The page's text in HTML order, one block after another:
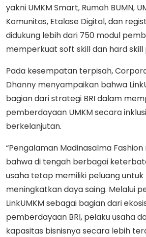
yakni UMKM Smart, Rumah BUMN,
Komunitas, Etalase Digital, dan
didukung lebih dari 750 modul
memperkuat soft skill dan hard skill
Pada kesempatan terpisah,
Dhanny menyampaikan bahwa
bagian dari strategi BRI dalam
pemberdayaan UMKM secara
berkelanjutan.
“Pengalaman Madinasalma
bahwa di tengah berbagai
usaha tetap memiliki peluang
meningkatkan daya saing. Melalui
LinkUMKM sebagai bagian dari
pemberdayaan BRI, pelaku usaha
kapasitas bisnisnya secara lebih